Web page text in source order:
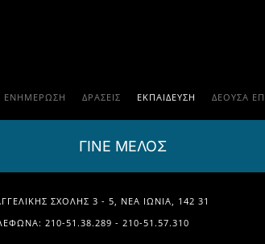
ΕΝΗΜΕΡΩΣΗ ΔΡΑΣΕΙΣ ΕΚΠΑΊΔΕΥΣΗ ΔΕΟΥΣΑ
ΓΙΝΕ ΜΕΛΟΣ
ΣΧΟΛΉΣ 3 - 5, ΝΈΑ ΙΩΝΊΑ, 142 31
210-51.38.289 - 210-51.57.310